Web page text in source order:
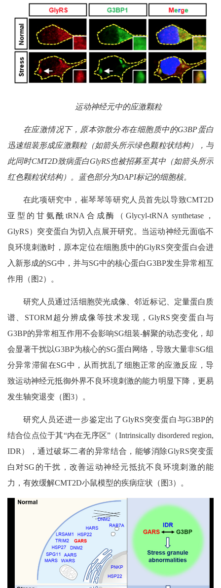
运动神经元中的应激颗粒
在应激情况下，原本弥散分布在细胞质中的G3BP蛋白
迅速组装形成应激颗粒（如箭头所示绿色颗粒状结构），与
此同时CMT2D致病蛋白GlyRS也被招募至其中（如箭头所示
红色颗粒状结构）。蓝色部分为DAPI标记的细胞核。
在此项研究中，崔琴琴等研究人员首先以导致CMT2D
亚型的甘氨酰tRNA合成酶（Glycyl-tRNA synthetase，
GlyRS）突变蛋白为切入点展开研究。当运动神经元面临不
良环境刺激时，原本定位在细胞质中的GlyRS突变蛋白会进
入新形成的SG中，并与SG中的核心蛋白G3BP发生异常相互
作用（图2）。
研究人员通过活细胞荧光成像、邻近标记、定量蛋白质
谱、STORM超分辨成像等技术发现，GlyRS突变蛋白与
G3BP的异常相互作用不会影响SG组装-解聚的动态变化，却
会显著干扰以G3BP为核心的SG蛋白网络，导致大量非SG组
分异常滞留在SG中，从而扰乱了细胞正常的应激反应，导
致运动神经元抵御外界不良环境刺激的能力明显下降，更易
发生轴突退变（图3）。
研究人员还进一步鉴定出了GlyRS突变蛋白与G3BP的
结合位点位于其“内在无序区”（Intrinsically disordered region,
IDR），通过破坏二者的异常结合，能够消除GlyRS突变蛋
白对SG的干扰，改善运动神经元抵抗不良环境刺激的能
力，有效缓解CMT2D小鼠模型的疾病症状（图3）。